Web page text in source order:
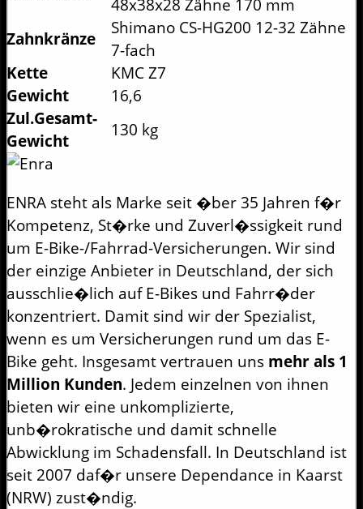
48x38x28 Zähne 170 mm
Zahnkränze
Shimano CS-HG200 12-32 Zähne
7-fach
Kette
KMC Z7
Gewicht
16,6
Zul.Gesamt-
Gewicht
130 kg
ENRA steht als Marke seit �ber 35 Jahren f�r
Kompetenz, St�rke und Zuverl�ssigkeit rund
um E-Bike-/Fahrrad-Versicherungen. Wir sind
der einzige Anbieter in Deutschland, der sich
ausschlie�lich auf E-Bikes und Fahrr�der
konzentriert. Damit sind wir der Spezialist,
wenn es um Versicherungen rund um das E-
Bike geht. Insgesamt vertrauen uns mehr als 1
Million Kunden. Jedem einzelnen von ihnen
bieten wir eine unkomplizierte,
unb�rokratische und damit schnelle
Abwicklung im Schadensfall. In Deutschland ist
seit 2007 daf�r unsere Dependance in Kaarst
(NRW) zust�ndig.